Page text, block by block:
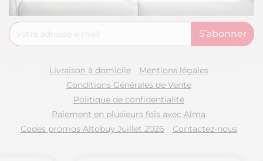
Livraison à domicile
Mentions légales
Conditions Générales de Vente
Politique de confidentialité
Paiement en plusieurs fois avec Alma
Codes promos Altobuy Juillet 2026
Contactez-nous